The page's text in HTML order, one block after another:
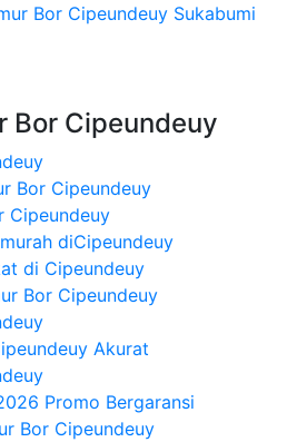
Bor Cipeundeuy Sukabumi
Bor Cipeundeuy
Bor Cipeundeuy
Cipeundeuy
diCipeundeuy
di Cipeundeuy
Bor Cipeundeuy
Akurat
Promo Bergaransi
Bor Cipeundeuy